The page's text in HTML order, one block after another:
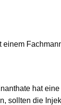
einem
hat
sollten die